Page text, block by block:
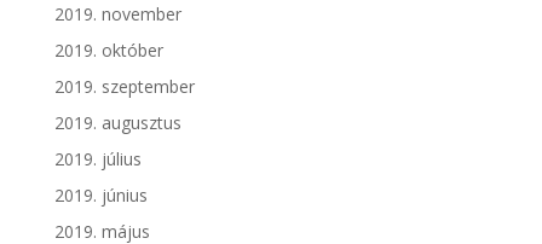
2019. november
2019. október
2019. szeptember
2019. augusztus
2019. július
2019. június
2019. május